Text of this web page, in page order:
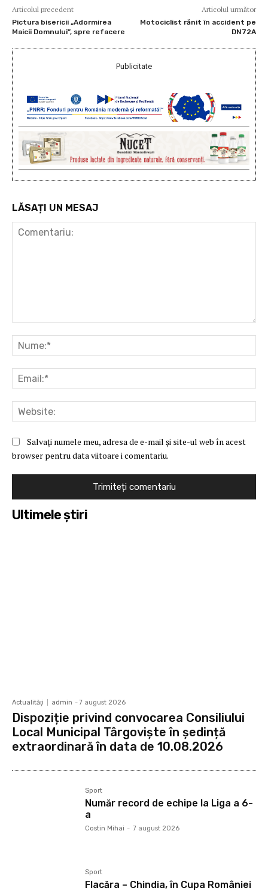
Articolul precedent
Pictura bisericii „Adormirea
Maicii Domnului”, spre refacere
Articolul următor
Motociclist rănit în accident pe
DN72A
Publicitate
LĂSAȚI UN MESAJ
Salvați numele meu, adresa de e-mail și site-ul web în acest
browser pentru data viitoare i comentariu.
Ultimele ştiri
Actualităţi admin - 7 august 2026
Dispoziție privind convocarea Consiliului
Local Municipal Târgoviște în ședință
extraordinară în data de 10.08.2026
Sport
Număr record de echipe la Liga a 6-
a
Costin Mihai - 7 august 2026
Sport
Flacăra – Chindia, în Cupa României